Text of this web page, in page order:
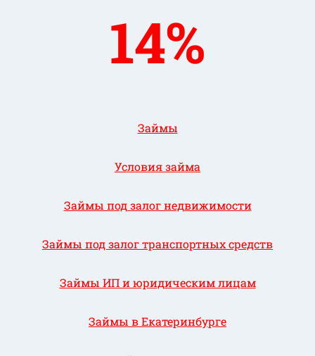
14%
Займы
Условия займа
Займы под залог недвижимости
Займы под залог транспортных средств
Займы ИП и юридическим лицам
Займы в Екатеринбурге